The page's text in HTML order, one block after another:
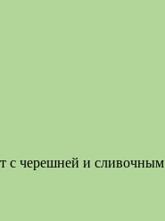
с черешней и